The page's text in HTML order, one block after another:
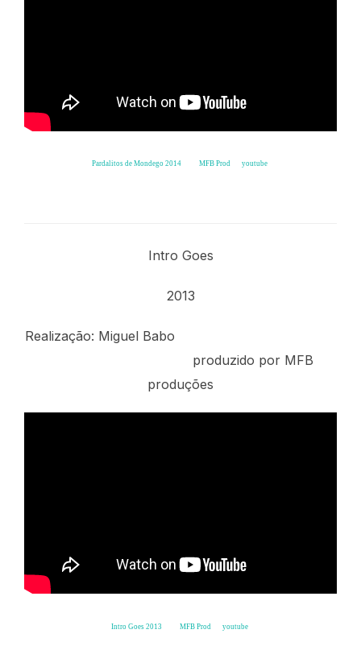
Pardalitos de Mondego 2014 MFB Prod youtube
Intro Goes
2013
Realização: Miguel Babo
produzido por MFB
produções
Intro Goes 2013 MFB Prod youtube